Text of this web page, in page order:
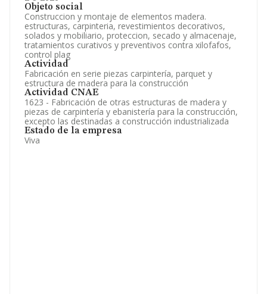
Objeto social
Construccion y montaje de elementos madera.
estructuras, carpinteria, revestimientos decorativos,
solados y mobiliario, proteccion, secado y almacenaje,
tratamientos curativos y preventivos contra xilofafos,
control plag
Actividad
Fabricación en serie piezas carpintería, parquet y
estructura de madera para la construcción
Actividad CNAE
1623 - Fabricación de otras estructuras de madera y
piezas de carpintería y ebanistería para la construcción,
excepto las destinadas a construcción industrializada
Estado de la empresa
Viva